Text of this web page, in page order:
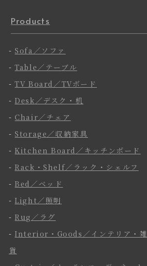
Products
-Sofa／ソファ
-Table／テーブル
-TV Board／TVボード
-Desk／デスク・机
- Chair／チェア
-Storage／収納家具
-Kitchen Board／キッチンボード
-Rack・Shelf／ラック・シェルフ
-Bed／ベッド
-Light／照明
-Rug／ラグ
-Interior・Goods／インテリア・雑
貨